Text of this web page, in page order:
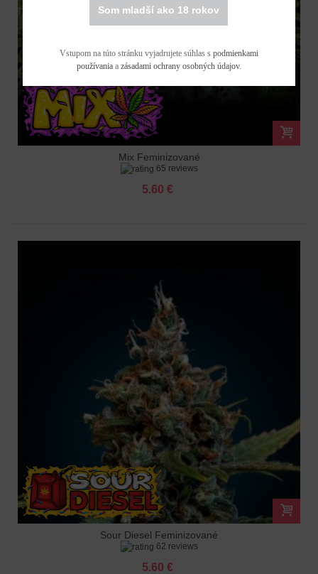
Mix Feminizované
65 reviews
5.60 €
Sour Diesel Feminizované
62 reviews
5.60 €
Som mladší ako 18 rokov
Vstupom na túto stránku vyjadrujete súhlas s podmienkami
používaniaa zásadami ochrany osobných údajov.